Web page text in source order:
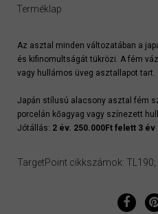
Terméklap
Az asztal minden változatában a
és kifinomultságát tükrözi. A fém
vagy hullámos üveg asztallapot tart.
Japán stílusú alacsony asztal fém
porcelán kőagyag vagy színezett
Jótállás: 2 év. 250.000Ft felett 3 év
TargetPoint cikkszámok: TL190;